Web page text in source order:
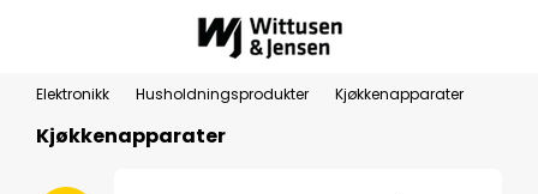
Elektronikk Husholdningsprodukter Kjøkkenapparater
Kjøkkenapparater